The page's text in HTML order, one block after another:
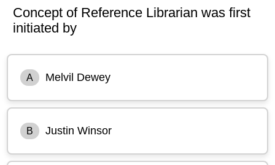
Concept of Reference Librarian was first
initiated by
A Melvil Dewey
B Justin Winsor